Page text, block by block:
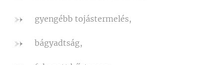
gyengébb tojástermelés,
bágyadtság,